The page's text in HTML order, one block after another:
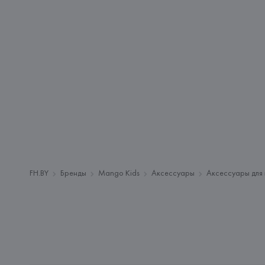
FH.BY Бренды Mango Kids Аксессуары Аксессуары для